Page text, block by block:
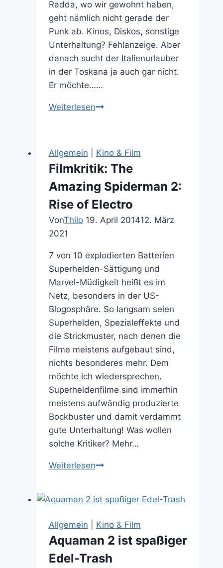
Radda, wo wir gewohnt haben,
geht nämlich nicht gerade der
Punk ab. Kinos, Diskos, sonstige
Unterhaltung? Fehlanzeige. Aber
danach sucht der Italienurlauber
in der Toskana ja auch gar nicht.
Er möchte……
WeiterlesenMittelalterlich:
in
der
Toskana
Allgemein Kino & Film
Filmkritik: The
Amazing Spiderman 2:
Rise of Electro
VonThilo 19. April 201412. März
2021
7 von 10 explodierten Batterien
Superhelden-Sättigung und
Marvel-Müdigkeit heißt es im
Netz, besonders in der US-
Blogosphäre. So langsam seien
Superhelden, Spezialeffekte und
die Strickmuster, nach denen die
Filme meistens aufgebaut sind,
nichts besonderes mehr. Dem
möchte ich wiedersprechen.
Superheldenfilme sind immerhin
meistens aufwändig produzierte
Bockbuster und damit verdammt
gute Unterhaltung! Was wollen
solche Kritiker? Mehr…
WeiterlesenFilmkritik:
Spiderman
Rise
of
Electro
Allgemein Kino & Film
Aquaman 2 ist spaßiger
Edel-Trash